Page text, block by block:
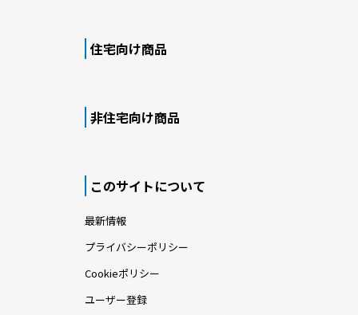
住宅向け商品
非住宅向け商品
このサイトについて
最新情報
プライバシーポリシー
Cookieポリシー
ユーザー登録